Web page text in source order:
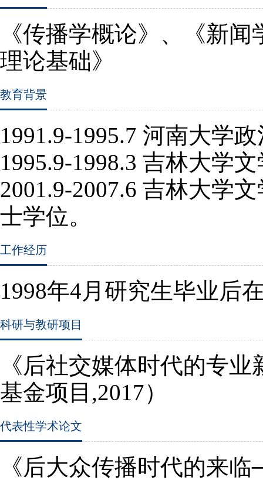
《传播学概论》、《新
理论基础》
教育背景
1991.9-1995.7 河南大学
1995.9-1998.3 吉林大学
2001.9-2007.6 吉林大学
士学位。
工作经历
1998年4 月研究生毕业后
科研与教研项目
《后社交媒体时代的专
基金项目 ,2017）
代表性学术论文
《后大众传播时代的来